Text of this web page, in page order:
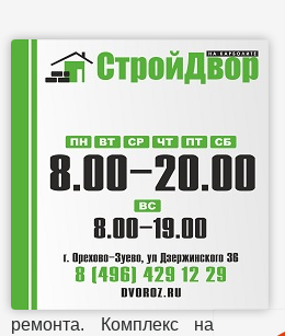
ремонта. Комплекс на